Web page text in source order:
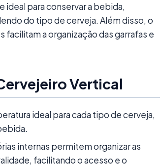
ideal para conservar a bebida,
do tipo de cerveja. Além disso, o
facilitam a organização das garrafas e
Vertical
ideal para cada tipo de cerveja,
internas permitem organizar as
facilitando o acesso e o